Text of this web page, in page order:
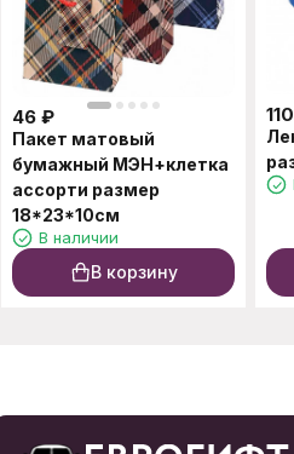
46 ₽
Пакет матовый
бумажный МЭН+клетка
ассорти размер
18*23*10см
В наличии
В корзину
110